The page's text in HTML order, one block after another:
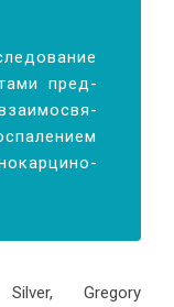
пред­
Gregory